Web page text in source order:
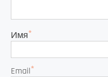
Имя*
Email*